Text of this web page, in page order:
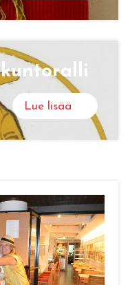
Lue lisää